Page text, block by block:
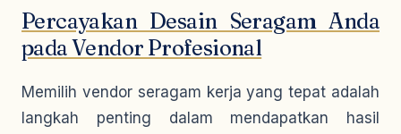
Percayakan Desain Seragam Anda
pada Vendor Profesional
Memilih vendor seragam kerja yang tepat adalah
langkah penting dalam mendapatkan hasil